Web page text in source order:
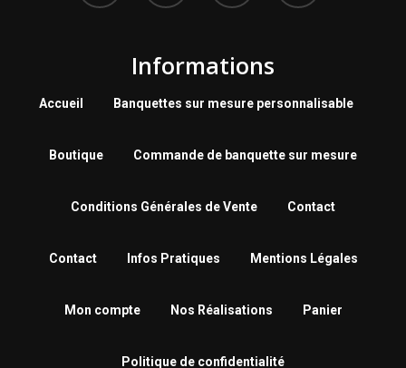
Informations
Accueil Banquettes sur mesure personnalisable
Boutique Commande de banquette sur mesure
Conditions Générales de Vente Contact
Contact Infos Pratiques Mentions Légales
Mon compte Nos Réalisations Panier
Politique de confidentialité